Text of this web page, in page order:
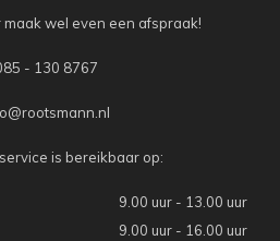
wel even een afspraak!
- 130 8767
is bereikbaar op:
9.00 uur - 13.00 uur
9.00 uur - 16.00 uur